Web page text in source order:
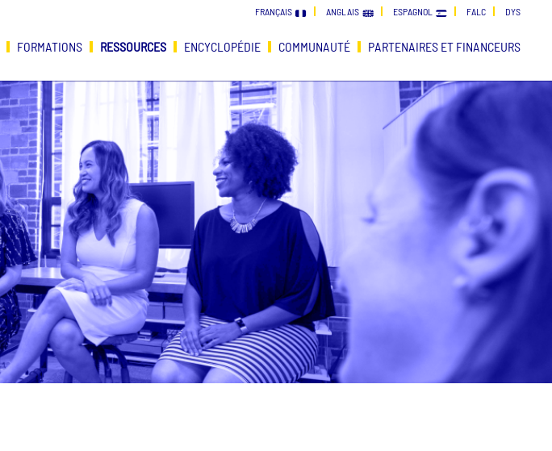
FRANÇAIS ANGLAIS ESPAGNOL FALC DYS
FORMATIONS RESSOURCES ENCYCLOPÉDIE COMMUNAUTÉ PARTENAIRES ET FINANCEURS